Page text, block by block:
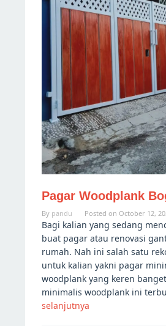
Pagar Woodplank
By pandu Posted on October 12,
Bagi kalian yang sedang
buat pagar atau renovasi
rumah. Nah ini salah satu
untuk kalian yakni pagar
woodplank yang keren
minimalis woodplank ini
selanjutnya